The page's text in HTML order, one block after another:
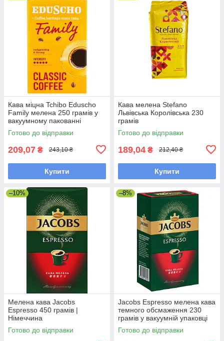
Кава міцна Tchibo Eduscho
Family мелена 250 грамів у
вакуумному пакованні
Готово до відправки
209,07 ₴ 243,10 ₴
Купити
Кава мелена Stefano
Львівська Королівська 230
грамів
Готово до відправки
189,04 ₴ 212,40 ₴
Купити
–10%
Мелена кава Jacobs
Espresso 450 грамів |
Німеччина
Готово до відправки
–8%
Jacobs Espresso мелена кава
темного обсмаження 230
грамів у вакуумній упаковці
Готово до відправки